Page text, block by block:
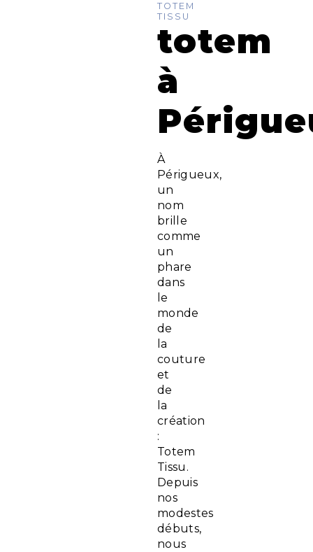
TOTEM
TISSU
totem
à
À
Périgueux,
un
nom
brille
comme
un
phare
dans
le
monde
de
la
couture
et
de
la
création
:
Totem
Tissu.
Depuis
nos
modestes
débuts,
nous